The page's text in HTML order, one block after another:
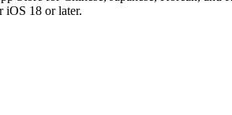
iOS 18 or later.